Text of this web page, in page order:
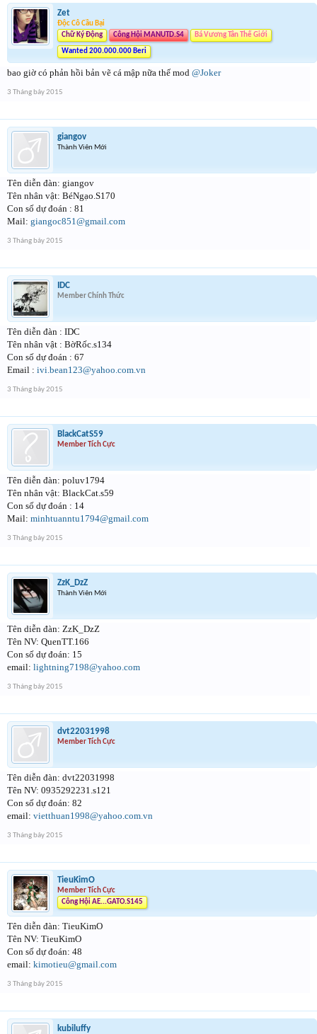
Zet
Độc Cô Cầu Bại
Chữ Ký Động
Công Hội MANUTD.S4 Bá Vương Tân Thế Giới
Wanted 200.000.000 Beri
bao giờ có phản hồi bản vẽ cá mập nữa thế mod @Joker
3 Tháng bảy 2015
giangov
Thành Viên Mới
Tên diễn đàn: giangov
Tên nhân vật: BéNgạo.S170
Con số dự đoán : 81
Mail: giangoc851@gmail.com
3 Tháng bảy 2015
IDC
Member Chính Thức
Tên diễn đàn : IDC
Tên nhân vật : BờRốc.s134
Con số dự đoán : 67
Email : ivi.bean123@yahoo.com.vn
3 Tháng bảy 2015
BlackCatS59
Member Tích Cực
Tên diễn đàn: poluv1794
Tên nhân vật: BlackCat.s59
Con số dự đoán : 14
Mail: minhtuanntu1794@gmail.com
3 Tháng bảy 2015
ZzK_DzZ
Thành Viên Mới
Tên diễn đàn: ZzK_DzZ
Tên NV: QuenTT.166
Con số dự đoán: 15
email: lightning7198@yahoo.com
3 Tháng bảy 2015
dvt22031998
Member Tích Cực
Tên diễn đàn: dvt22031998
Tên NV: 0935292231.s121
Con số dự đoán: 82
email: vietthuan1998@yahoo.com.vn
3 Tháng bảy 2015
TieuKimO
Member Tích Cực
Công Hội AE...GATO.S145
Tên diễn đàn: TieuKimO
Tên NV: TieuKimO
Con số dự đoán: 48
email: kimotieu@gmail.com
3 Tháng bảy 2015
kubiluffy